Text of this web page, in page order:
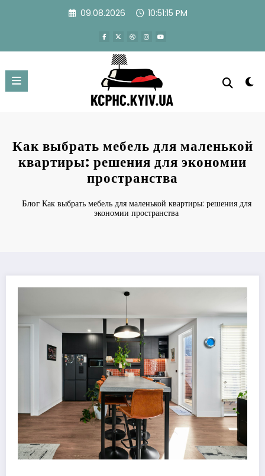
09.08.2026 10:51:15 PM
Как выбрать мебель для маленькой
квартиры: решения для экономии
пространства
Блог Как выбрать мебель для маленькой квартиры: решения для
экономии пространства